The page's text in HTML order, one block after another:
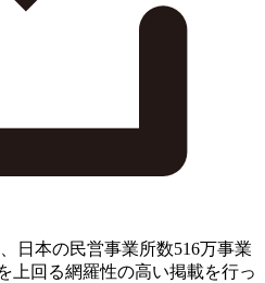
日本の民営事業所数516万事業
上回る網羅性の高い掲載を行っ